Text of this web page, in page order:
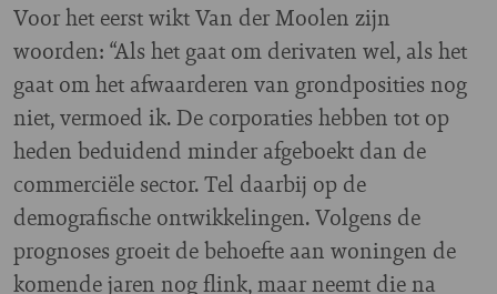
Voor het eerst wikt Van der Moolen zijn
woorden: “Als het gaat om derivaten wel, als het
gaat om het afwaarderen van grondposities nog
niet, vermoed ik. De corporaties hebben tot op
heden beduidend minder afgeboekt dan de
commerciële sector. Tel daarbij op de
demografische ontwikkelingen. Volgens de
prognoses groeit de behoefte aan woningen de
komende jaren nog flink, maar neemt die na